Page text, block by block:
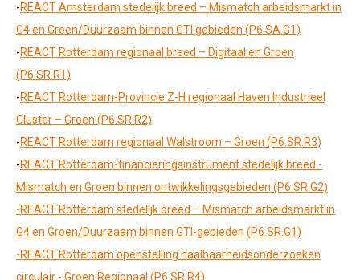
-REACT Amsterdam stedelijk breed – Mismatch arbeidsmarkt in
G4 en Groen/Duurzaam binnen GTI gebieden (P6.SA.G1)
-REACT Rotterdam regionaal breed – Digitaal en Groen
(P6.SR.R1)
-REACT Rotterdam-Provincie Z-H regionaal Haven Industrieel
Cluster – Groen (P6.SR.R2)
-REACT Rotterdam regionaal Walstroom – Groen (P6.SR.R3)
-REACT Rotterdam-financieringsinstrument stedelijk breed -
Mismatch en Groen binnen ontwikkelingsgebieden (P6.SR.G2)
-REACT Rotterdam stedelijk breed – Mismatch arbeidsmarkt in
G4 en Groen/Duurzaam binnen GTI-gebieden (P6.SR.G1)
-REACT Rotterdam openstelling haalbaarheidsonderzoeken
circulair - Groen Regionaal (P6.SR.R4)